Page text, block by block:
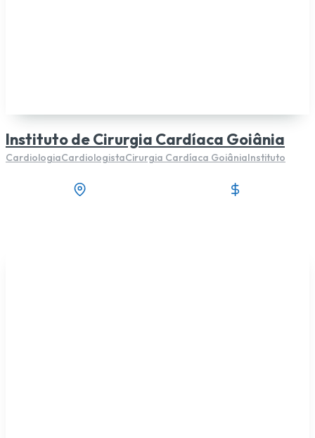
Instituto de Cirurgia Cardíaca Goiânia
CardiologiaCardiologistaCirurgia Cardíaca GoiâniaInstituto